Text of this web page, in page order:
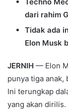
Techno
dari rahim
Tidak ada
Elon Musk
JERNIH — Elon
punya tiga anak,
Ini terungkap
yang akan dirilis.